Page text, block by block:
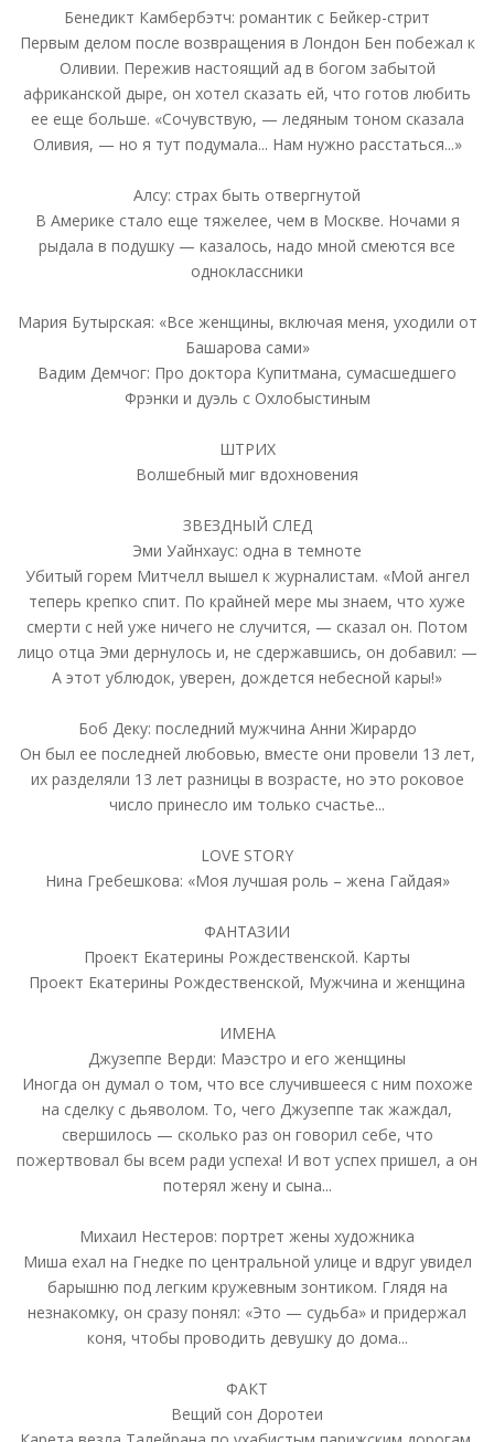
Бенедикт Камбербэтч: романтик с Бейкер-стрит
Первым делом после возвращения в Лондон Бен побежал к
Оливии. Пережив настоящий ад в богом забытой
африканской дыре, он хотел сказать ей, что готов любить
ее еще больше. «Сочувствую, — ледяным тоном сказала
Оливия, — но я тут подумала... Нам нужно расстаться...»
Алсу: страх быть отвергнутой
В Америке стало еще тяжелее, чем в Москве. Ночами я
рыдала в подушку — казалось, надо мной смеются все
одноклассники
Мария Бутырская: «Все женщины, включая меня, уходили от
Башарова сами»
Вадим Демчог: Про доктора Купитмана, сумасшедшего
Фрэнки и дуэль с Охлобыстиным
ШТРИХ
Волшебный миг вдохновения
ЗВЕЗДНЫЙ СЛЕД
Эми Уайнхаус: одна в темноте
Убитый горем Митчелл вышел к журналистам. «Мой ангел
теперь крепко спит. По крайней мере мы знаем, что хуже
смерти с ней уже ничего не случится, — сказал он. Потом
лицо отца Эми дернулось и, не сдержавшись, он добавил: —
А этот ублюдок, уверен, дождется небесной кары!»
Боб Деку: последний мужчина Анни Жирардо
Он был ее последней любовью, вместе они провели 13 лет,
их разделяли 13 лет разницы в возрасте, но это роковое
число принесло им только счастье...
LOVE STORY
Нина Гребешкова: «Моя лучшая роль – жена Гайдая»
ФАНТАЗИИ
Проект Екатерины Рождественской. Карты
Проект Екатерины Рождественской, Мужчина и женщина
ИМЕНА
Джузеппе Верди: Маэстро и его женщины
Иногда он думал о том, что все случившееся с ним похоже
на сделку с дьяволом. То, чего Джузеппе так жаждал,
свершилось — сколько раз он говорил себе, что
пожертвовал бы всем ради успеха! И вот успех пришел, а он
потерял жену и сына...
Михаил Нестеров: портрет жены художника
Миша ехал на Гнедке по центральной улице и вдруг увидел
барышню под легким кружевным зонтиком. Глядя на
незнакомку, он сразу понял: «Это — судьба» и придержал
коня, чтобы проводить девушку до дома...
ФАКТ
Вещий сон Доротеи